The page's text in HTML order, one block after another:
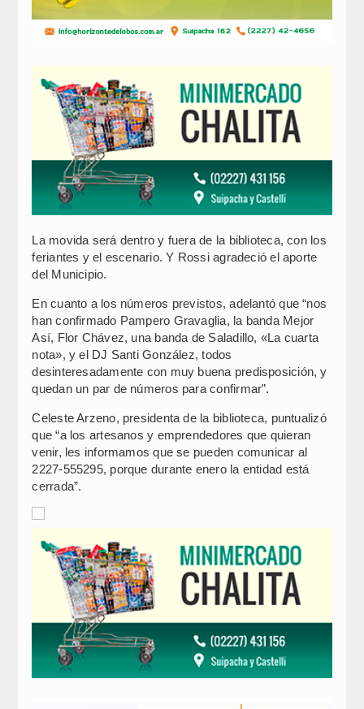
La movida será dentro y fuera de la biblioteca, con los
feriantes y el escenario. Y Rossi agradeció el aporte
del Municipio.
En cuanto a los números previstos, adelantó que “nos
han confirmado Pampero Gravaglia, la banda Mejor
Así, Flor Chávez, una banda de Saladillo, «La cuarta
nota», y el DJ Santi González, todos
desinteresadamente con muy buena predisposición, y
quedan un par de números para confirmar”.
Celeste Arzeno, presidenta de la biblioteca, puntualizó
que “a los artesanos y emprendedores que quieran
venir, les informamos que se pueden comunicar al
2227-555295, porque durante enero la entidad está
cerrada”.